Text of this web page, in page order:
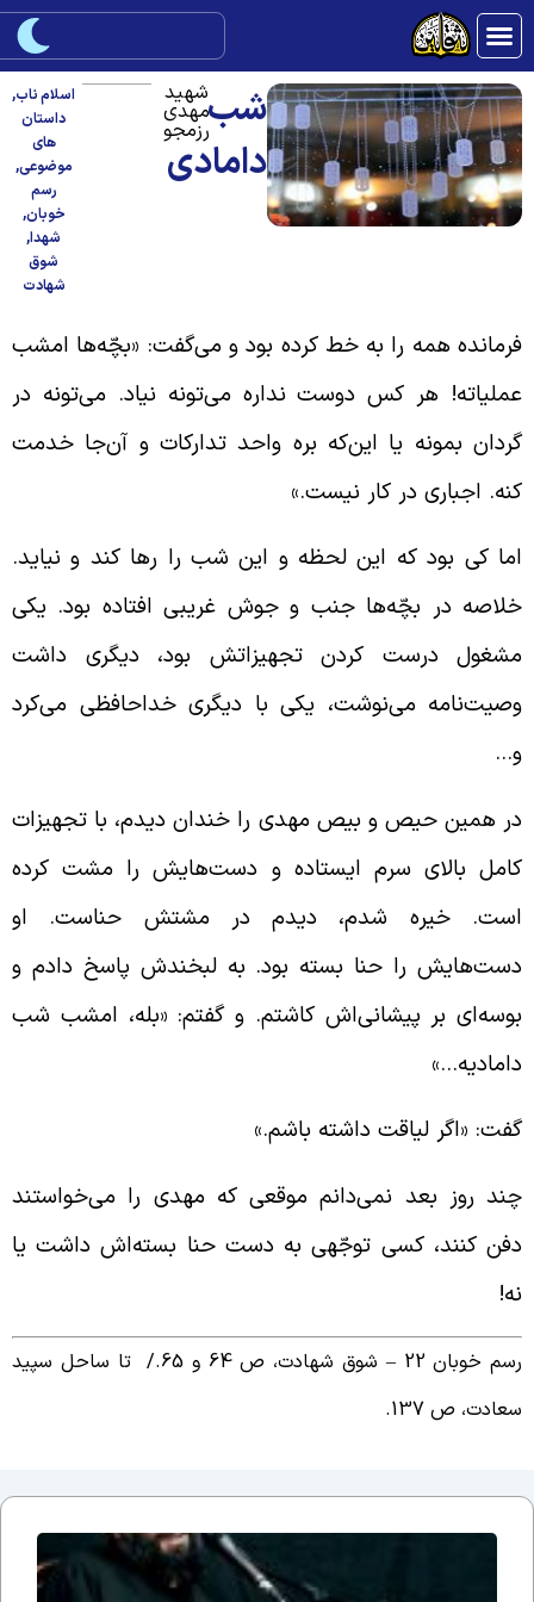
شب
دامادی
شهید
مهدی
رزمجو
اسلام ناب,
داستان
های
موضوعی,
رسم
خوبان,
شهدا,
شوق
شهادت
همه را به خط کرده بود و می‌گفت: «بچّه‌ها امشب
هر کس دوست نداره می‌تونه نیاد. می‌تونه در
بمونه یا این‌که بره واحد تدارکات و آن‌جا خدمت
اجباری در کار نیست.»
کی بود که این لحظه و این شب را رها کند و نیاید.
در بچّه‌ها جنب و جوش غریبی افتاده بود. یکی
درست کردن تجهیزاتش بود، دیگری داشت
می‌نوشت، یکی با دیگری خداحافظی می‌کرد
همین حیص و بیص مهدی را خندان دیدم، با تجهیزات
بالای سرم ایستاده و دست‌هایش را مشت کرده
خیره شدم، دیدم در مشتش حناست. او
را حنا بسته بود. به لبخندش پاسخ دادم و
بر پیشانی‌اش کاشتم. و گفتم: «بله، امشب شب
«اگر لیاقت داشته باشم.»
روز بعد نمی‌دانم موقعی که مهدی را می‌خواستند
کنند، کسی توجّهی به دست حنا بسته‌اش داشت یا
خوبان 22 – شوق شهادت، ص 64 و 65./
تا ساحل سپید
ص 137.
جلسه
بحث